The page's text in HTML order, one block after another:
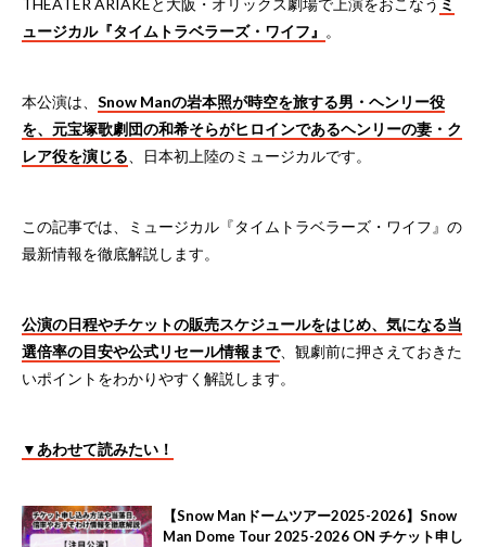
THEATER ARIAKEと大阪・オリックス劇場で上演をおこなう ミ
ュージカル『タイムトラベラーズ・ワイフ』 。
本公演は、 Snow Manの岩本照が時空を旅する男・ヘンリー役
を、元宝塚歌劇団の和希そらがヒロインであるヘンリーの妻・ク
レア役を演じる 、日本初上陸のミュージカルです。
この記事では、ミュージカル『タイムトラベラーズ・ワイフ』の
最新情報を徹底解説します。
公演の日程やチケットの販売スケジュールをはじめ、気になる当
選倍率の目安や公式リセール情報まで、観劇前に押さえておきた
いポイントをわかりやすく解説します。
▼あわせて読みたい！
【Snow Manドームツアー2025-2026】Snow
Man Dome Tour 2025-2026 ON チケット申し